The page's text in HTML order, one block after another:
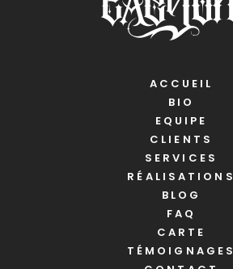
ACCUEIL
BIO
EQUIPE
CLIENTS
SERVICES
RÉALISATIONS
BLOG
FAQ
CARTE
TÉMOIGNAGES